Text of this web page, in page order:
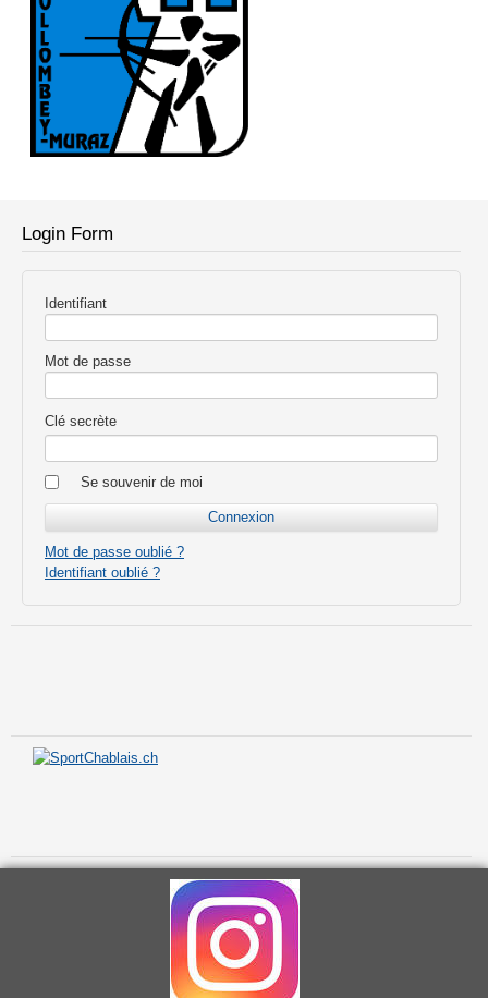
Login Form
Identifiant
Mot de passe
Clé secrète
Se souvenir de moi
Mot de passe oublié ?
Identifiant oublié ?